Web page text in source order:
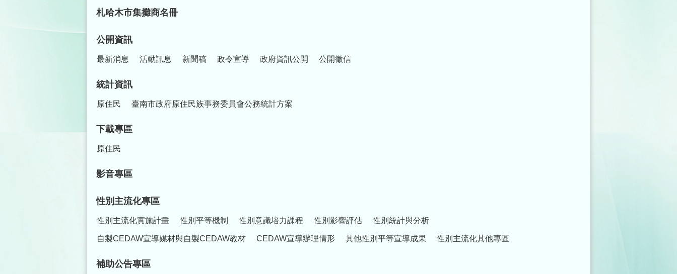
札哈木市集攤商名冊
公開資訊
最新消息 活動訊息 新聞稿 政令宣導 政府資訊公開 公開徵信
統計資訊
原住民 臺南市政府原住民族事務委員會公務統計方案
下載專區
原住民
影音專區
性別主流化專區
性別主流化實施計畫 性別平等機制 性別意識培力課程 性別影響評估 性別統計與分析
自製CEDAW宣導媒材與自製CEDAW教材 CEDAW宣導辦理情形 其他性別平等宣導成果 性別主流化其他專區
補助公告專區